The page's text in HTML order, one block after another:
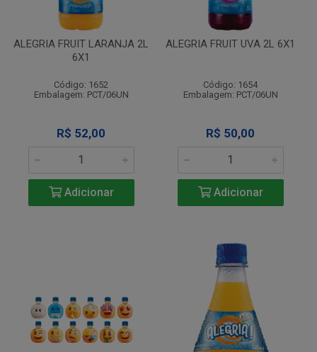
ALEGRIA FRUIT LARANJA 2L
6X1
Código: 1652
Embalagem: PCT/06UN
R$ 52,00
Adicionar
ALEGRIA FRUIT UVA 2L 6X1
Código: 1654
Embalagem: PCT/06UN
R$ 50,00
Adicionar